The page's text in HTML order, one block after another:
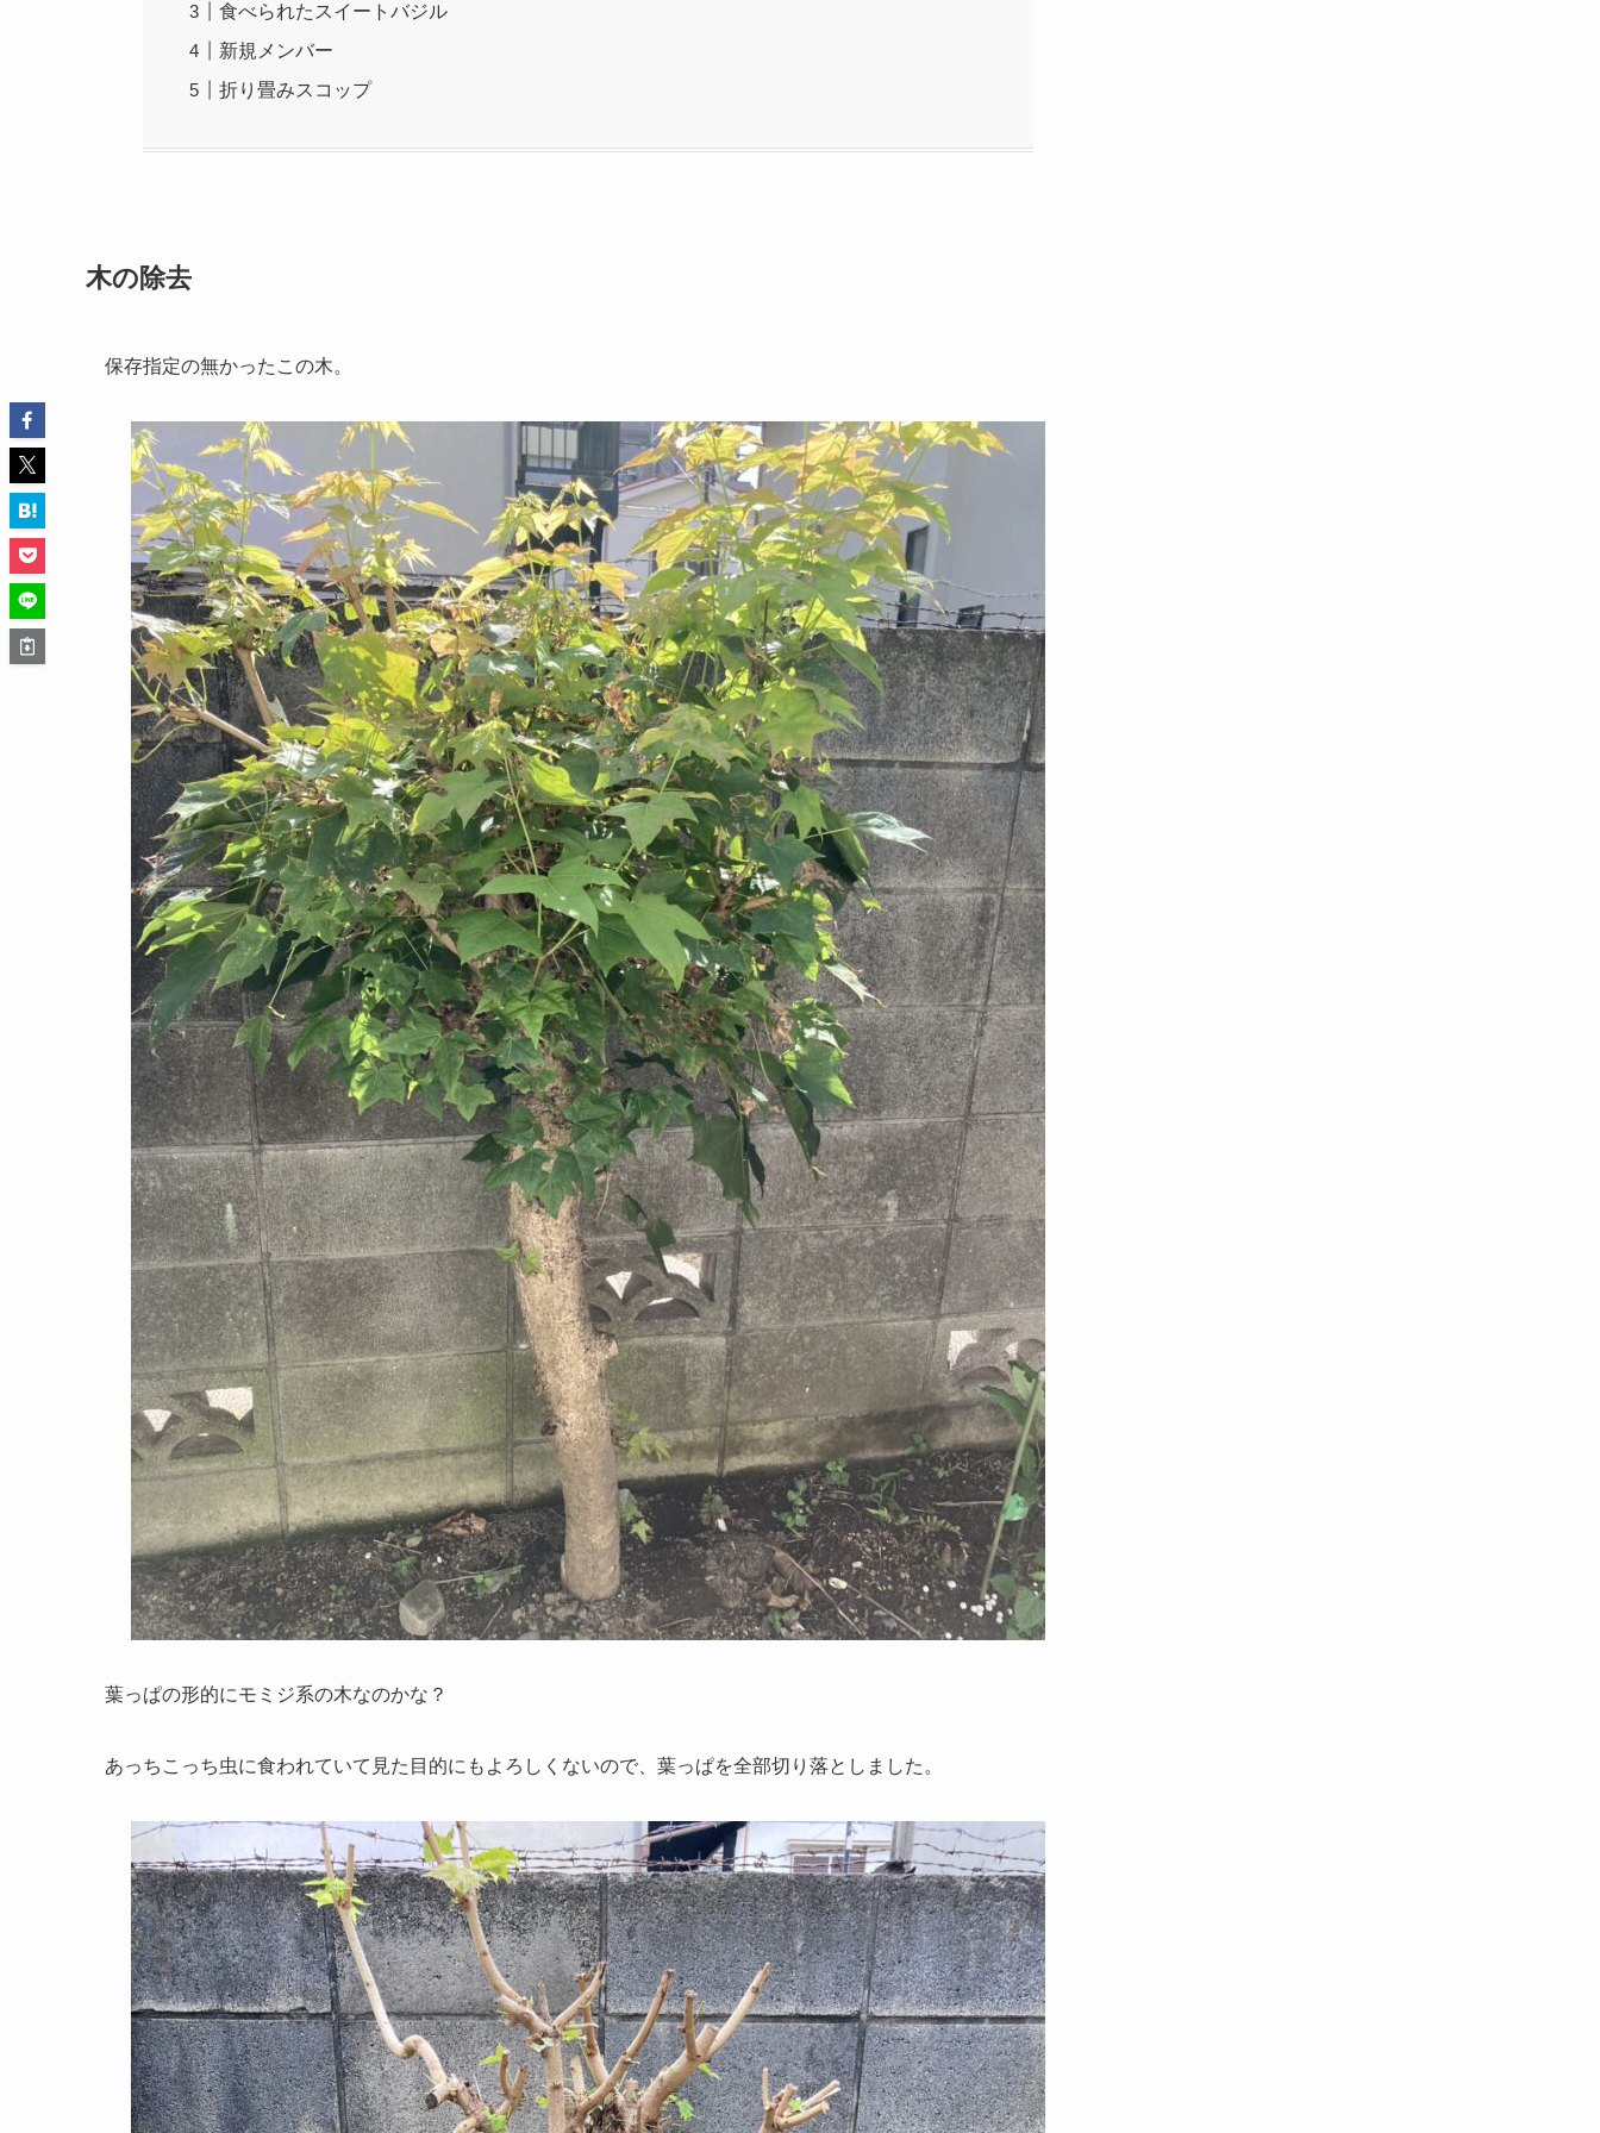
食べられたスイートバジル
新規メンバー
折り畳みスコップ
木の除去
保存指定の無かったこの木。
葉っぱの形的にモミジ系の木なのかな？
あっちこっち虫に食われていて見た目的にもよろしくないので、葉っぱを全部切り落としました。